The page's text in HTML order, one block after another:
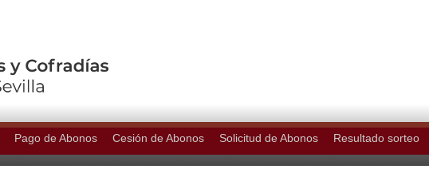
Pago de Abonos Cesión de Abonos Solicitud de Abonos Resultado sorteo